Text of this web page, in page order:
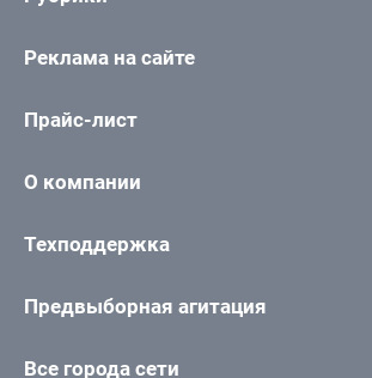
Реклама на сайте
Прайс-лист
О компании
Техподдержка
Предвыборная агитация
Все города сети